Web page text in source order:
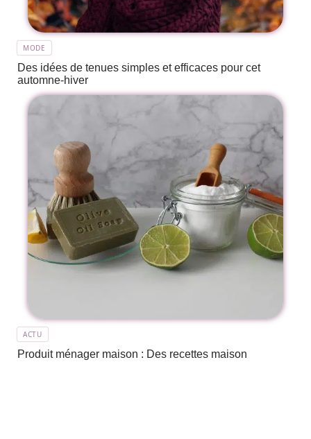
MODE
Des idées de tenues simples et efficaces pour cet
automne-hiver
ACTU
Produit ménager maison : Des recettes maison